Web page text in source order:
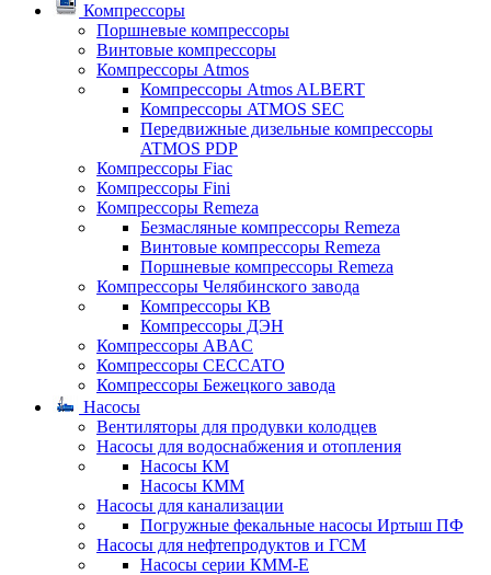
Компрессоры
Поршневые компрессоры
Винтовые компрессоры
Компрессоры Atmos
Компрессоры Atmos ALBERT
Компрессоры ATMOS SEC
Передвижные дизельные компрессоры
ATMOS PDP
Компрессоры Fiac
Компрессоры Fini
Компрессоры Remeza
Безмасляные компрессоры Remeza
Винтовые компрессоры Remeza
Поршневые компрессоры Remeza
Компрессоры Челябинского завода
Компрессоры КВ
Компрессоры ДЭН
Компрессоры ABAC
Компрессоры CECCATO
Компрессоры Бежецкого завода
Насосы
Вентиляторы для продувки колодцев
Насосы для водоснабжения и отопления
Насосы КМ
Насосы КММ
Насосы для канализации
Погружные фекальные насосы Иртыш ПФ
Насосы для нефтепродуктов и ГСМ
Насосы серии КММ-Е